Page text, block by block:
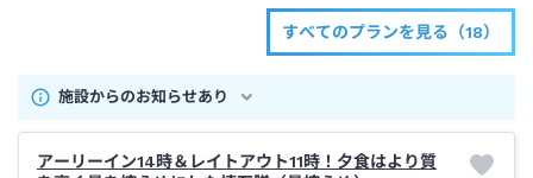
すべてのプランを見る（18）
施設からのお知らせあり
アーリーイン14時＆レイトアウト11時！夕食はより質